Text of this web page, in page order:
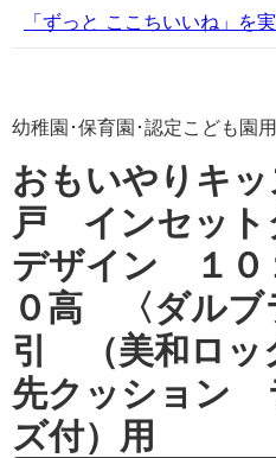
「ずっと ここちいいね」を
幼稚園･保育園･認定こども園
おもいやりキ
戸 インセッ
デザイン １０
０高 〈ダル
引 （美和ロ
先クッション
ズ付）用